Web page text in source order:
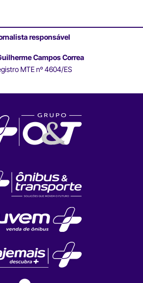
responsável
Campos Correa
MTE nº 4604/ES